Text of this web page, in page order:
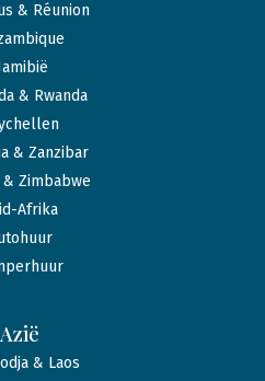
& Réunion
& Rwanda
& Zanzibar
& Zimbabwe
Afrika
Azië
& Laos